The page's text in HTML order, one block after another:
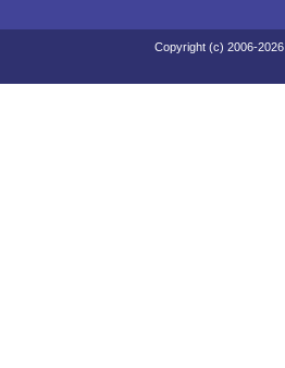
Copyright (c) 2006-